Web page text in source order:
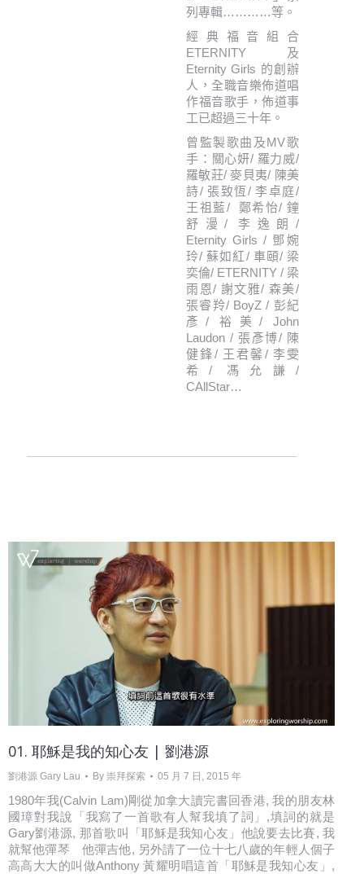
列專輯…………等。
經典福音組合
ETERNITY 及
Eternity Girls 的創辦
人，全職音樂佈道唱
作福音歌手，佈道事
工已超過三十年。
曾監製歌曲及MV歌
手：關心妍/ 羅力威/
羅敏莊/ 麥貝夷/ 陳美
詩/ 張致恆/ 李卓庭/
王祖藍/ 鄭希怡/ 鐘
舒漫/ 李逸朗/
Eternity Girls / 鄧婉
玲/ 蘇如紅/ 車頤/ 梁
奕倫/ ETERNITY / 梁
雨恩/ 謝文雅/ 森美/
張睿羚/ BoyZ / 彭紀
彥/ 裕美/ John
Laudon / 張彥博/ 陳
健鋒/ 王君馨/ 李雯
希/ 馮允謙/
CAllStar…
01. 耶穌是我的知心友 | 劉港源
劉港源 Gary Lau By 崇拜探索 05 月 7 日, 2015 年
1980年我(Calvin Lam)剛從加拿大讀完書回香港, 我的朋友林
國璋對我說「我寫了一首歌有人幫我填了詞」,填詞的就是
Gary劉港源, 那首歌叫「耶穌是我知心友」他說要去比賽, 我
就幫他彈琴 他彈吉他, 另外請了一位十七八歲的年輕人個子
高高大大的叫做Anthony 黃耀明唱這首「耶穌是我知心友」,